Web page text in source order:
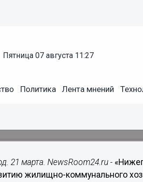
пятница 07 августа 11:27
Политика Лента мнений
область на
21 марта. NewsRoom24.ru -
жилищно-коммунального